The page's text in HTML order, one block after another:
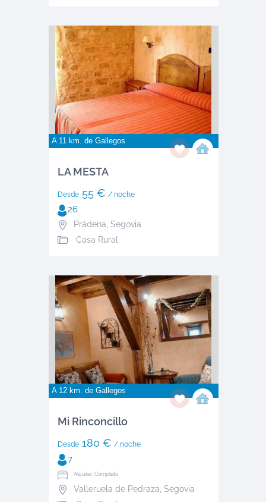
A 11 km. de Gallegos
LA MESTA
Desde55 € / noche
26
Prádena, Segovia
Casa Rural
A 12 km. de Gallegos
Mi Rinconcillo
Desde180 € / noche
7
Alquiler: Completo
Valleruela de Pedraza, Segovia